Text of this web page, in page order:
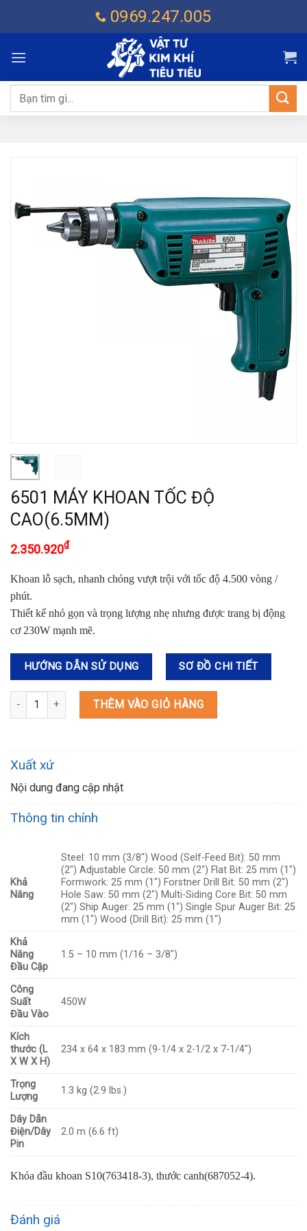
dung
0969.247.005
Tìm
kiếm:
6501 MÁY KHOAN TỐC ĐỘ
CAO(6.5MM)
2.350.920₫
Khoan lỗ sạch, nhanh chóng vượt trội với tốc độ 4.500 vòng /
phút.
Thiết kế nhỏ gọn và trọng lượng nhẹ nhưng được trang bị động
cơ 230W mạnh mẽ.
HƯỚNG DẪN SỬ DỤNG SƠ ĐỒ CHI TIẾT
6501 MÁY KHOAN TỐC ĐỘ CAO(6.5MM) số lượng
THÊM VÀO GIỎ HÀNG
Xuất xứ
Nội dung đang cập nhật
Thông tin chính
Khả
Năng
Steel: 10 mm (3/8″) Wood (Self-Feed Bit): 50 mm
(2″) Adjustable Circle: 50 mm (2″) Flat Bit: 25 mm (1″)
Formwork: 25 mm (1″) Forstner Drill Bit: 50 mm (2″)
Hole Saw: 50 mm (2″) Multi-Siding Core Bit: 50 mm
(2″) Ship Auger: 25 mm (1″) Single Spur Auger Bit: 25
mm (1″) Wood (Drill Bit): 25 mm (1″)
Khả
Năng
Đầu Cặp
1.5 – 10 mm (1/16 – 3/8″)
Công
Suất
Đầu Vào
450W
Kích
thước (L
X W X H)
234 x 64 x 183 mm (9-1/4 x 2-1/2 x 7-1/4″)
Trọng
Lượng
1.3 kg (2.9 lbs.)
Dây Dẫn
Điện/Dây
Pin
2.0 m (6.6 ft)
Khóa đầu khoan S10(763418-3), thước canh(687052-4).
Đánh giá